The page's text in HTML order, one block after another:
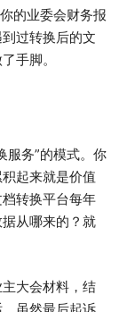
的业委会财务报
过转换后的文
手脚。
服务”的模式。你
起来就是价值
转换平台每年
从哪来的？就
大会材料，结
虽然最后起诉